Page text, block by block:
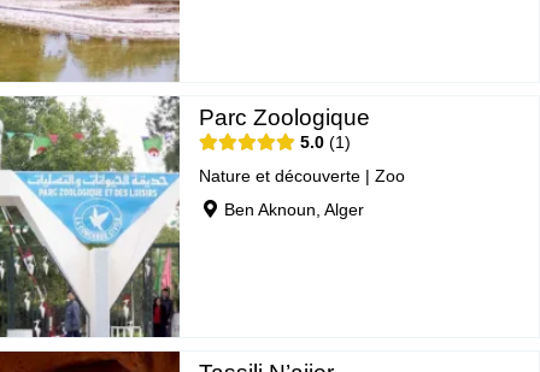
Parc Zoologique
5.0
1
Nature et découverte |Zoo
Ben Aknoun, Alger